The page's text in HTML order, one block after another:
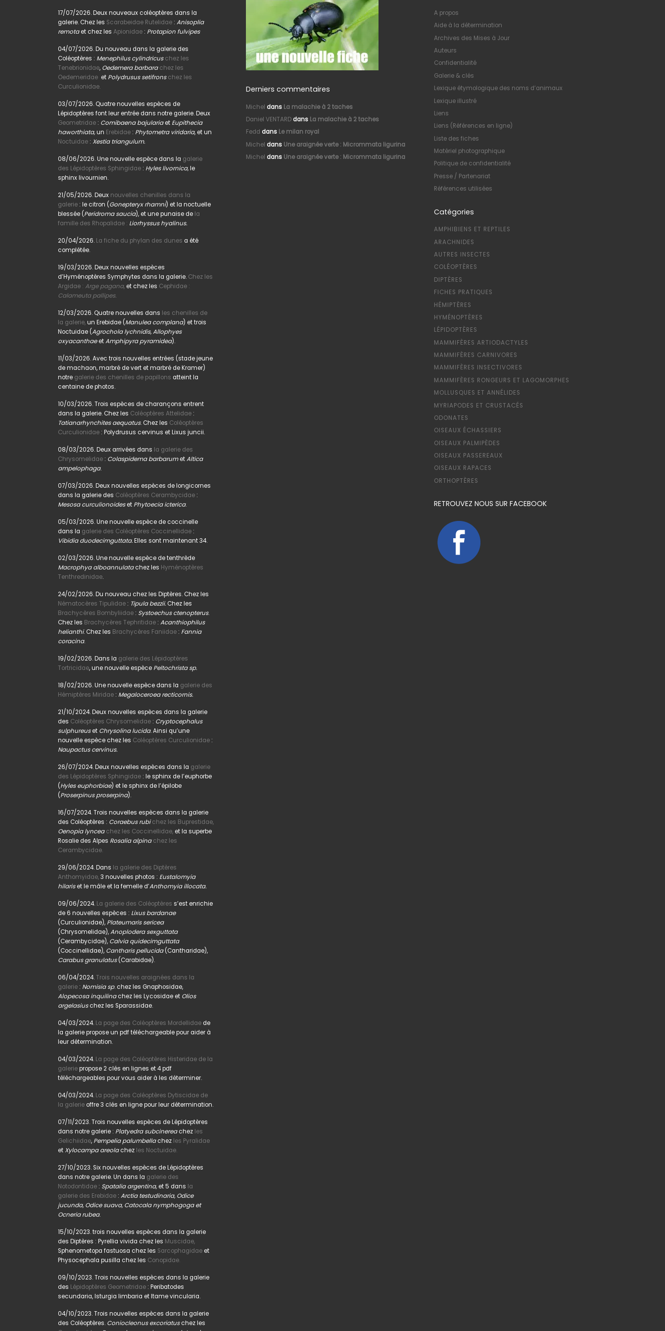
17/07/2026. Deux nouveaux coléoptères dans la
galerie. Chez les Scarabeidae Rutelidae : Anisoplia
remotaet chez les Apionidae : Protapion fulvipes
04/07/2026. Du nouveau dans la galerie des
Coléoptères : Menephilus cylindricus chez les
Tenebrionidae, Oedemera barbara chez les
Oedemeridae et Polydrusus setifrons chez les
Curculionidae.
03/07/2026. Quatre nouvelles espèces de
Lépidoptères font leur entrée dans notre galerie. Deux
Geometridae : Comibaena bajulariaet Eupithecia
haworthiata,un Erebidae : Phytometra viridaria, et un
Noctuidae : Xestia triangulum.
08/06/2026. Une nouvelle espèce dans la galerie
des Lépidoptères Sphingidae : Hyles livornica,le
sphinx livournien.
21/05/2026. Deux nouvelles chenilles dans la
galerie : le citron (Gonepteryx rhamni) et la noctuelle
blessée (Peridroma saucia), et une punaise de la
famille des Rhopalidae : Liorhyssus hyalinus.
20/04/2026. La fiche du phylan des dunes a été
complétée.
19/03/2026. Deux nouvelles espèces
d’Hyménoptères Symphytes dans la galerie. Chez les
Argidae : Arge pagana,et chez les Cephidae :
Calameuta pallipes.
12/03/2026. Quatre nouvelles dans les chenilles de
la galerie,un Erebidae (Manulea complana) et trois
Noctuidae (Agrochola lychnidis, Allophyes
oxyacanthaeetAmphipyra pyramidea).
11/03/2026. Avec trois nouvelles entrées (stade jeune
de machaon, marbré de vert et marbré de Kramer)
notre galerie des chenilles de papillons atteint la
centaine de photos.
10/03/2026. Trois espèces de charançons entrent
dans la galerie. Chez les Coléoptères Attelidae :
Tatianarhynchites aequatus. Chez les Coléoptères
Curculionidae : Polydrusus cervinus et Lixus juncii.
08/03/2026. Deux arrivées dans la galerie des
Chrysomelidae : Colaspidema barbarumetAltica
ampelophaga.
07/03/2026. Deux nouvelles espèces de longicornes
dans la galerie des Coléoptères Cerambycidae :
Mesosa curculionoideset Phytoecia icterica.
05/03/2026. Une nouvelle espèce de coccinelle
dans la galerie des Coléoptères Coccinellidae :
Vibidia duodecimguttata.Elles sont maintenant 34.
02/03/2026. Une nouvelle espèce de tenthrède
Macrophya alboannulatachez les Hyménoptères
Tenthredinidae.
24/02/2026. Du nouveau chez les Diptères. Chez les
Nématocères Tipulidae : Tipula bezzii. Chez les
Brachycères Bombyliidae : Systoechus ctenopterus.
Chez les Brachycères Tephritidae : Acanthiophilus
helianthi. Chez les Brachycères Faniidae : Fannia
coracina.
19/02/2026. Dans la galerie des Lépidoptères
Tortricidae, une nouvelle espèce Peltochrista sp.
18/02/2026. Une nouvelle espèce dans la galerie des
Hémiptères Miridae : Megaloceroea recticornis.
21/10/2024. Deux nouvelles espèces dans la galerie
des Coléoptères Chrysomelidae : Cryptocephalus
sulphureuset Chrysolina lucida. Ainsi qu’une
nouvelle espèce chez les Coléoptères Curculionidae :
Naupactus cervinus.
26/07/2024. Deux nouvelles espèces dans la galerie
des Lépidoptères Sphingidae : le sphinx de l’euphorbe
(Hyles euphorbiae) et le sphinx de l’épilobe
(Proserpinus proserpina).
16/07/2024. Trois nouvelles espèces dans la galerie
des Coléoptères : Coraebus rubi chez les Buprestidae,
Oenopia lyncea chez les Coccinellidae,et la superbe
Rosalie des Alpes Rosalia alpina chez les
Cerambycidae.
29/06/2024. Dans la galerie des Diptères
Anthomyidae,3 nouvelles photos : Eustalomyia
hilariset le mâle et la femelle d’Anthomyia illocata.
09/06/2024. La galerie des Coléoptères s’est enrichie
de 6 nouvelles espèces : Lixus bardanae
(Curculionidae), Plateumaris sericea
(Chrysomelidae),Anoplodera sexguttata
(Cerambycidae), Calvia quidecimguttata
(Coccinellidae), Cantharis pellucida(Cantharidae),
Carabus granulatus(Carabidae).
06/04/2024.Trois nouvelles araignées dans la
galerie : Nomisia sp. chez les Gnaphosidae,
Alopecosa inquilinachez les Lycosidae et Olios
argelasiuschez les Sparassidae.
04/03/2024. La page des Coléoptères Mordellidaede
la galerie propose un pdf téléchargeable pour aider à
leur détermination.
04/03/2024. La page des Coléoptères Histeridae de la
galeriepropose 2 clés en lignes et 4 pdf
téléchargeables pour vous aider à les déterminer.
04/03/2024. La page des Coléoptères Dytiscidae de
la galerie offre 3 clés en ligne pour leur détermination.
07/11/2023. Trois nouvelles espèces de Lépidoptères
dans notre galerie : Platyedra subcinereachez les
Gelichiidae, Pempelia palumbellachez les Pyralidae
etXylocampa areolachez les Noctuidae.
27/10/2023. Six nouvelles espèces de Lépidoptères
dans notre galerie. Un dans la galerie des
Notodontidae : Spatalia argentina,et 5 dans la
galerie des Erebidae : Arctia testudinaria, Odice
jucunda, Odice suava, Catocala nymphogoga et
Ocneria rubea.
15/10/2023. trois nouvelles espèces dans la galerie
des Diptères : Pyrellia vivida chez les Muscidae,
Sphenometopa fastuosa chez les Sarcophagidaeet
Physocephala pusilla chez les Conopidae.
09/10/2023. Trois nouvelles espèces dans la galerie
des Lépidoptères Geometridae : Peribatodes
secundaria, Isturgia limbaria et Itame vincularia.
04/10/2023. Trois nouvelles espèces dans la galerie
des Coléoptères. Coniocleonus excoriatuschez les
Derniers commentaires
Michel dans La malachie à 2 taches
Daniel VENTARD dans La malachie à 2 taches
Fedd dans Le milan royal
Michel dans Une araignée verte : Micrommata ligurina
Michel dans Une araignée verte : Micrommata ligurina
A propos
Aide à la détermination
Archives des Mises à Jour
Auteurs
Confidentialité
Galerie & clés
Lexique étymologique des noms d’animaux
Lexique illustré
Liens
Liens (Références en ligne)
Liste des fiches
Matériel photographique
Politique de confidentialité
Presse / Partenariat
Références utilisées
Catégories
AMPHIBIENS ET REPTILES
ARACHNIDES
AUTRES INSECTES
COLÉOPTÈRES
DIPTÈRES
FICHES PRATIQUES
HÉMIPTÈRES
HYMÉNOPTÈRES
LÉPIDOPTÈRES
MAMMIFÈRES ARTIODACTYLES
MAMMIFÈRES CARNIVORES
MAMMIFÈRES INSECTIVORES
MAMMIFÈRES RONGEURS ET LAGOMORPHES
MOLLUSQUES ET ANNÉLIDES
MYRIAPODES ET CRUSTACÉS
ODONATES
OISEAUX ÉCHASSIERS
OISEAUX PALMIPÈDES
OISEAUX PASSEREAUX
OISEAUX RAPACES
ORTHOPTÈRES
RETROUVEZ NOUS SUR FACEBOOK